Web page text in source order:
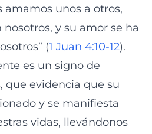
amamos unos a otros,
y su amor se ha
(1 Juan 4:10-12).
es un signo de
que evidencia que su
y se manifiesta
vidas, llevándonos